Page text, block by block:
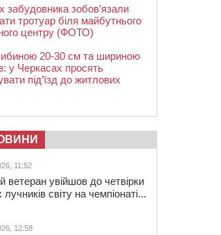
забудовника зобов’язали
тротуар біля майбутнього
центру (ФОТО)
20-30 см та шириною
у Черкасах просять
під’їзд до житлових
11:52
ветеран увійшов до четвірки
світу на чемпіонаті...
12:58